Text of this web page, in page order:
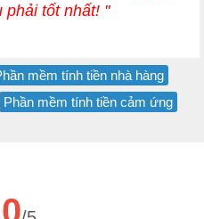
phải tốt nhất! "
mềm tính tiền nhà hàng
Phần mềm tính tiền cảm ứng